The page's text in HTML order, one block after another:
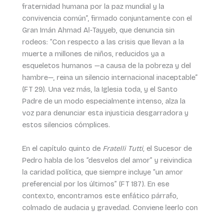
fraternidad humana por la paz mundial y la
convivencia común”, firmado conjuntamente con el
Gran Imán Ahmad Al-Tayyeb, que denuncia sin
rodeos: “Con respecto a las crisis que llevan a la
muerte a millones de niños, reducidos ya a
esqueletos humanos —a causa de la pobreza y del
hambre—, reina un silencio internacional inaceptable”
(FT 29). Una vez más, la Iglesia toda, y el Santo
Padre de un modo especialmente intenso, alza la
voz para denunciar esta injusticia desgarradora y
estos silencios cómplices.
En el capítulo quinto de Fratelli Tutti, el Sucesor de
Pedro habla de los “desvelos del amor” y reivindica
la caridad política, que siempre incluye “un amor
preferencial por los últimos” (FT 187). En ese
contexto, encontramos este enfático párrafo,
colmado de audacia y gravedad. Conviene leerlo con